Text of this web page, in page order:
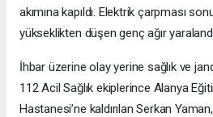
akımına kapıldı. Elektrik çarpması
yükseklikten düşen genç ağır
İhbar üzerine olay yerine sağlık ve
112 Acil Sağlık ekiplerince Alanya
Hastanesi’ne kaldırılan Serkan